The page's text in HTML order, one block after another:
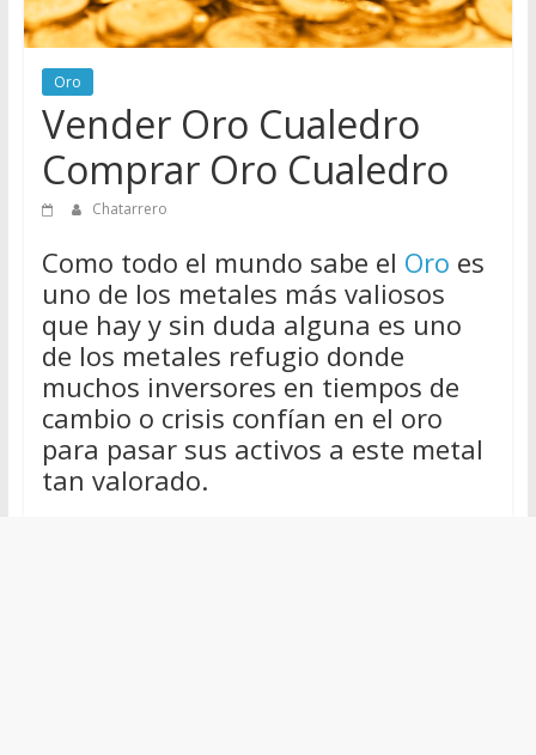
de
Chatarreros
para
vender
Chatarra
Oro
Vender Oro Cualedro
Comprar Oro Cualedro
Chatarrero
Como todo el mundo sabe el Oro es
uno de los metales más valiosos
que hay y sin duda alguna es uno
de los metales refugio donde
muchos inversores en tiempos de
cambio o crisis confían en el oro
para pasar sus activos a este metal
tan valorado.